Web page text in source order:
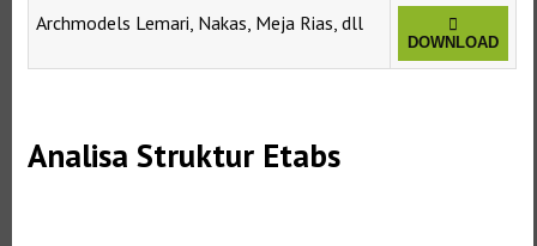
Archmodels Lemari, Nakas, Meja Rias, dll
DOWNLOAD
Analisa Struktur Etabs